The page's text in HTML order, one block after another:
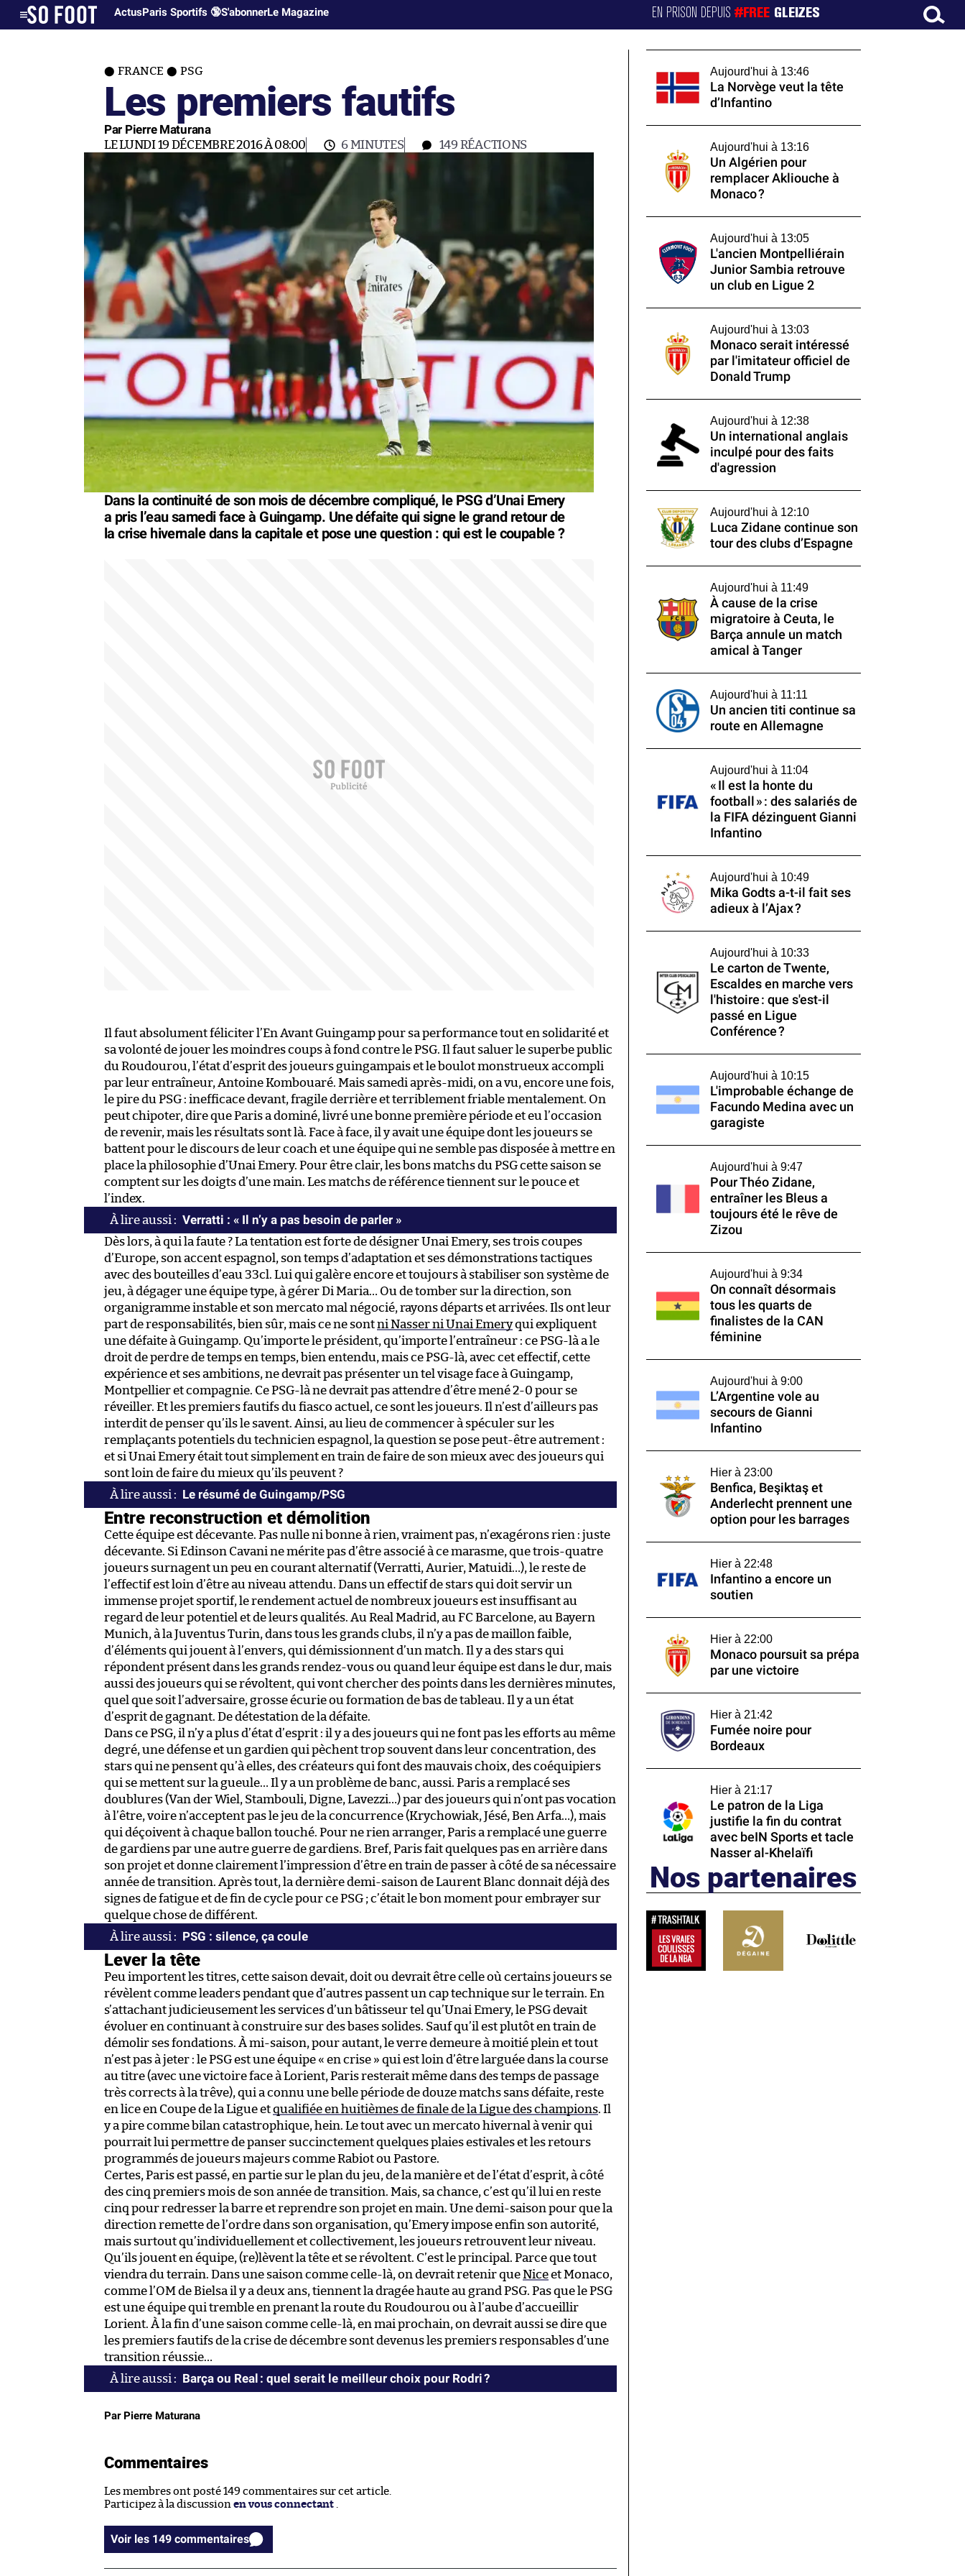
ActusParis Sportifs 🔞S'abonnerLe Magazine EN PRISON DEPUIS#FREE GLEIZES
FRANCE PSG
Les premiers fautifs
Par Pierre Maturana
LE LUNDI 19 DÉCEMBRE 2016 À 08:00 6 MINUTES 149 RÉACTIONS
Dans la continuité de son mois de décembre compliqué, le PSG d’Unai Emery
a pris l’eau samedi face à Guingamp. Une défaite qui signe le grand retour de
la crise hivernale dans la capitale et pose une question : qui est le coupable ?
Il faut absolument féliciter l’En Avant Guingamp pour sa performance tout en solidarité et
sa volonté de jouer les moindres coups à fond contre le PSG. Il faut saluer le superbe public
du Roudourou, l’état d’esprit des joueurs guingampais et le boulot monstrueux accompli
par leur entraîneur, Antoine Kombouaré. Mais samedi après-midi, on a vu, encore une fois,
le pire du PSG : inefficace devant, fragile derrière et terriblement friable mentalement. On
peut chipoter, dire que Paris a dominé, livré une bonne première période et eu l’occasion
de revenir, mais les résultats sont là. Face à face, il y avait une équipe dont les joueurs se
battent pour le discours de leur coach et une équipe qui ne semble pas disposée à mettre en
place la philosophie d’Unai Emery. Pour être clair, les bons matchs du PSG cette saison se
comptent sur les doigts d’une main. Les matchs de référence tiennent sur le pouce et
l’index.
Verratti : « Il n’y a pas besoin de parler »
Dès lors, à qui la faute ? La tentation est forte de désigner Unai Emery, ses trois coupes
d’Europe, son accent espagnol, son temps d’adaptation et ses démonstrations tactiques
avec des bouteilles d’eau 33cl. Lui qui galère encore et toujours à stabiliser son système de
jeu, à dégager une équipe type, à gérer Di Maria… Ou de tomber sur la direction, son
organigramme instable et son mercato mal négocié, rayons départs et arrivées. Ils ont leur
part de responsabilités, bien sûr, mais ce ne sontni Nasser ni Unai Emeryqui expliquent
une défaite à Guingamp. Qu’importe le président, qu’importe l’entraîneur : ce PSG-là a le
droit de perdre de temps en temps, bien entendu, mais ce PSG-là, avec cet effectif, cette
expérience et ses ambitions, ne devrait pas présenter un tel visage face à Guingamp,
Montpellier et compagnie. Ce PSG-là ne devrait pas attendre d’être mené 2-0 pour se
réveiller. Et les premiers fautifs du fiasco actuel, ce sont les joueurs. Il n’est d’ailleurs pas
interdit de penser qu’ils le savent. Ainsi, au lieu de commencer à spéculer sur les
remplaçants potentiels du technicien espagnol, la question se pose peut-être autrement :
et si Unai Emery était tout simplement en train de faire de son mieux avec des joueurs qui
sont loin de faire du mieux qu’ils peuvent ?
Le résumé de Guingamp/PSG
Entre reconstruction et démolition
Cette équipe est décevante. Pas nulle ni bonne à rien, vraiment pas, n’exagérons rien : juste
décevante. Si Edinson Cavani ne mérite pas d’être associé à ce marasme, que trois-quatre
joueurs surnagent un peu en courant alternatif (Verratti, Aurier, Matuidi…), le reste de
l’effectif est loin d’être au niveau attendu. Dans un effectif de stars qui doit servir un
immense projet sportif, le rendement actuel de nombreux joueurs est insuffisant au
regard de leur potentiel et de leurs qualités. Au Real Madrid, au FC Barcelone, au Bayern
Munich, à la Juventus Turin, dans tous les grands clubs, il n’y a pas de maillon faible,
d’éléments qui jouent à l’envers, qui démissionnent d’un match. Il y a des stars qui
répondent présent dans les grands rendez-vous ou quand leur équipe est dans le dur, mais
aussi des joueurs qui se révoltent, qui vont chercher des points dans les dernières minutes,
quel que soit l’adversaire, grosse écurie ou formation de bas de tableau. Il y a un état
d’esprit de gagnant. De détestation de la défaite.
Dans ce PSG, il n’y a plus d’état d’esprit : il y a des joueurs qui ne font pas les efforts au même
degré, une défense et un gardien qui pèchent trop souvent dans leur concentration, des
stars qui ne pensent qu’à elles, des créateurs qui font des mauvais choix, des coéquipiers
qui se mettent sur la gueule… Il y a un problème de banc, aussi. Paris a remplacé ses
doublures (Van der Wiel, Stambouli, Digne, Lavezzi…) par des joueurs qui n’ont pas vocation
à l’être, voire n’acceptent pas le jeu de la concurrence (Krychowiak, Jésé, Ben Arfa…), mais
qui déçoivent à chaque ballon touché. Pour ne rien arranger, Paris a remplacé une guerre
de gardiens par une autre guerre de gardiens. Bref, Paris fait quelques pas en arrière dans
son projet et donne clairement l’impression d’être en train de passer à côté de sa nécessaire
année de transition. Après tout, la dernière demi-saison de Laurent Blanc donnait déjà des
signes de fatigue et de fin de cycle pour ce PSG ; c’était le bon moment pour embrayer sur
quelque chose de différent.
PSG : silence, ça coule
Lever la tête
Peu importent les titres, cette saison devait, doit ou devrait être celle où certains joueurs se
révèlent comme leaders pendant que d’autres passent un cap technique sur le terrain. En
s’attachant judicieusement les services d’un bâtisseur tel qu’Unai Emery, le PSG devait
évoluer en continuant à construire sur des bases solides. Sauf qu’il est plutôt en train de
démolir ses fondations. À mi-saison, pour autant, le verre demeure à moitié plein et tout
n’est pas à jeter : le PSG est une équipe « en crise » qui est loin d’être larguée dans la course
au titre (avec une victoire face à Lorient, Paris resterait même dans des temps de passage
très corrects à la trêve), qui a connu une belle période de douze matchs sans défaite, reste
en lice en Coupe de la Ligue etqualifiée en huitièmes de finale de la Ligue des champions. Il
y a pire comme bilan catastrophique, hein. Le tout avec un mercato hivernal à venir qui
pourrait lui permettre de panser succinctement quelques plaies estivales et les retours
programmés de joueurs majeurs comme Rabiot ou Pastore.
Certes, Paris est passé, en partie sur le plan du jeu, de la manière et de l’état d’esprit, à côté
des cinq premiers mois de son année de transition. Mais, sa chance, c’est qu’il lui en reste
cinq pour redresser la barre et reprendre son projet en main. Une demi-saison pour que la
direction remette de l’ordre dans son organisation, qu’Emery impose enfin son autorité,
mais surtout qu’individuellement et collectivement, les joueurs retrouvent leur niveau.
Qu’ils jouent en équipe, (re)lèvent la tête et se révoltent. C’est le principal. Parce que tout
viendra du terrain. Dans une saison comme celle-là, on devrait retenir queNiceet Monaco,
comme l’OM de Bielsa il y a deux ans, tiennent la dragée haute au grand PSG. Pas que le PSG
est une équipe qui tremble en prenant la route du Roudourou ou à l’aube d’accueillir
Lorient. À la fin d’une saison comme celle-là, en mai prochain, on devrait aussi se dire que
les premiers fautifs de la crise de décembre sont devenus les premiers responsables d’une
transition réussie…
Barça ou Real : quel serait le meilleur choix pour Rodri ?
Par Pierre Maturana
Commentaires
Les membres ont posté 149 commentaires sur cet article.
Participez à la discussion en vous connectant .
Voir les 149 commentaires
Aujourd'hui à 13:46
La Norvège veut la tête
d’Infantino
Aujourd'hui à 13:16
Un Algérien pour
remplacer Akliouche à
Monaco ?
Aujourd'hui à 13:05
L'ancien Montpelliérain
Junior Sambia retrouve
un club en Ligue 2
Aujourd'hui à 13:03
Monaco serait intéressé
par l'imitateur officiel de
Donald Trump
Aujourd'hui à 12:38
Un international anglais
inculpé pour des faits
d'agression
Aujourd'hui à 12:10
Luca Zidane continue son
tour des clubs d’Espagne
Aujourd'hui à 11:49
À cause de la crise
migratoire à Ceuta, le
Barça annule un match
amical à Tanger
Aujourd'hui à 11:11
Un ancien titi continue sa
route en Allemagne
Aujourd'hui à 11:04
« Il est la honte du
football » : des salariés de
la FIFA dézinguent Gianni
Infantino
Aujourd'hui à 10:49
Mika Godts a-t-il fait ses
adieux à l’Ajax ?
Aujourd'hui à 10:33
Le carton de Twente,
Escaldes en marche vers
l'histoire : que s'est-il
passé en Ligue
Conférence ?
Aujourd'hui à 10:15
L'improbable échange de
Facundo Medina avec un
garagiste
Aujourd'hui à 9:47
Pour Théo Zidane,
entraîner les Bleus a
toujours été le rêve de
Zizou
Aujourd'hui à 9:34
On connaît désormais
tous les quarts de
finalistes de la CAN
féminine
Aujourd'hui à 9:00
L’Argentine vole au
secours de Gianni
Infantino
Hier à 23:00
Benfica, Beşiktaş et
Anderlecht prennent une
option pour les barrages
Hier à 22:48
Infantino a encore un
soutien
Hier à 22:00
Monaco poursuit sa prépa
par une victoire
Hier à 21:42
Fumée noire pour
Bordeaux
Hier à 21:17
Le patron de la Liga
justifie la fin du contrat
avec beIN Sports et tacle
Nasser al-Khelaïfi
Nos partenaires